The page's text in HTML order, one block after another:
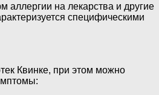
аллергии на лекарства и другие
специфическими
Квинке, при этом можно